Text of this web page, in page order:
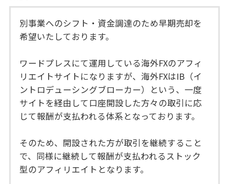
別事業へのシフト・資金調達のため早期売却を
希望いたしております。
ワードプレスにて運用している海外FXのアフィ
リエイトサイトになりますが、海外FXはIB（イ
ントロデューシングブローカー）という、一度
サイトを経由して口座開設した方々の取引に応
じて報酬が支払われる体系となっております。
そのため、開設された方が取引を継続すること
で、同様に継続して報酬が支払われるストック
型のアフィリエイトとなります。